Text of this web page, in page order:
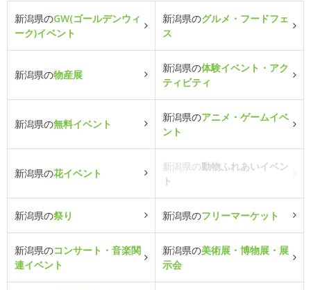
新潟県のGW(ゴールデンウィ
ーク)イベント
新潟県のグルメ・フードフェ
ス
新潟県の物産展
新潟県の体験イベント・アク
ティビティ
新潟県の無料イベント
新潟県のアニメ・ゲームイベ
ント
新潟県の花イベント
新潟県の動物ふれあいイベン
ト
新潟県の祭り 新潟県のフリーマーケット
新潟県のコンサート・音楽関
連イベント
新潟県の美術展・博物展・展
示会